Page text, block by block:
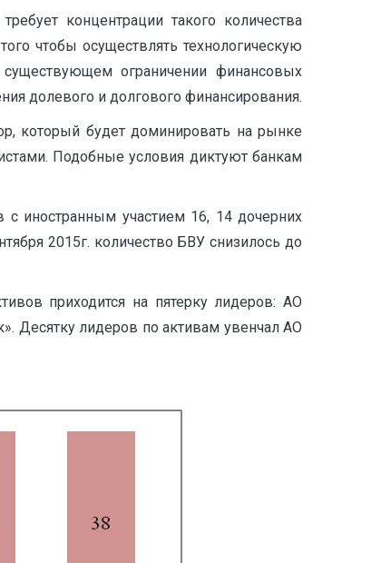
концентрации такого количества
чтобы осуществлять технологическую
ограничении финансовых
долевого и долгового финансирования.
который будет доминировать на рынке
Подобные условия диктуют банкам
с иностранным участием 16, 14 дочерних
2015г. количество БВУ снизилось до
приходится на пятерку лидеров: АО
Десятку лидеров по активам увенчал АО